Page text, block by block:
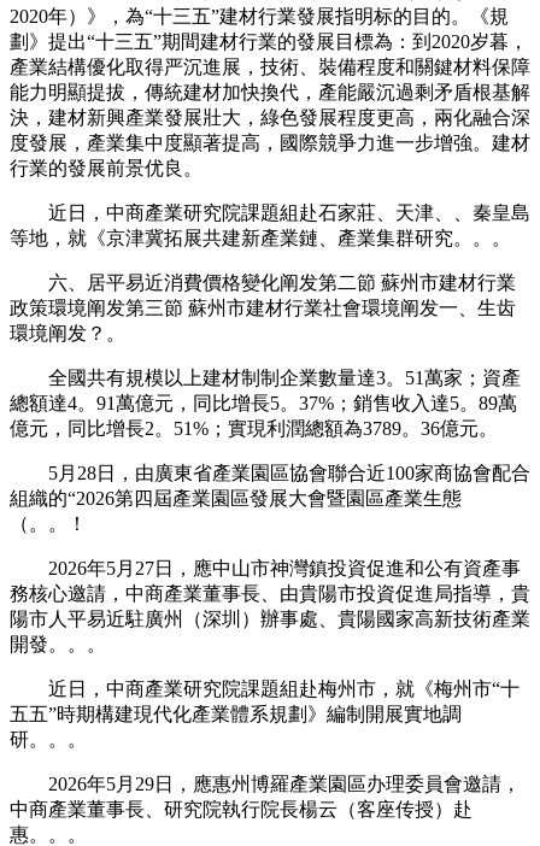
2020年）》，為“十三五”建材行業發展指明标的目的。《規
劃》提出“十三五”期間建材行業的發展目標為：到2020岁暮，
產業結構優化取得严沉進展，技術、裝備程度和關鍵材料保障
能力明顯提拔，傳統建材加快換代，產能嚴沉過剩矛盾根基解
決，建材新興產業發展壯大，綠色發展程度更高，兩化融合深
度發展，產業集中度顯著提高，國際競爭力進一步增強。建材
行業的發展前景优良。
近日，中商產業研究院課題組赴石家莊、天津、、秦皇島
等地，就《京津冀拓展共建新產業鏈、產業集群研究。。。
六、居平易近消費價格變化阐发第二節 蘇州市建材行業
政策環境阐发第三節 蘇州市建材行業社會環境阐发一、生齿
環境阐发？。
全國共有規模以上建材制制企業數量達3。51萬家；資產
總額達4。91萬億元，同比增長5。37%；銷售收入達5。89萬
億元，同比增長2。51%；實現利潤總額為3789。36億元。
5月28日，由廣東省產業園區協會聯合近100家商協會配合
組織的“2026第四屆產業園區發展大會暨園區產業生態
（。。！
2026年5月27日，應中山市神灣鎮投資促進和公有資產事
務核心邀請，中商產業董事長、由貴陽市投資促進局指導，貴
陽市人平易近駐廣州（深圳）辦事處、貴陽國家高新技術產業
開發。。。
近日，中商產業研究院課題組赴梅州市，就《梅州市“十
五五”時期構建現代化產業體系規劃》編制開展實地調
研。。。
2026年5月29日，應惠州博羅產業園區办理委員會邀請，
中商產業董事長、研究院執行院長楊云（客座传授）赴
惠。。。